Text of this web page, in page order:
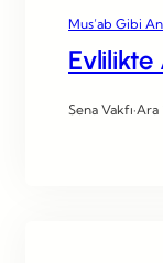
Mus’ab Gibi
Evlilikte
Sena Vakfı·Ara